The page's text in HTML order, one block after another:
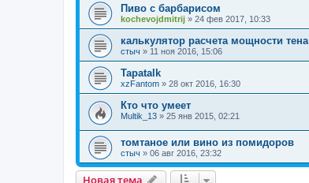
Пиво с барбарисом
kochevojdmitrij » 24 фев 2017, 10:33
калькулятор расчета мощности тена
стыч » 11 ноя 2016, 15:06
Tapatalk
xzFantom » 28 окт 2016, 16:30
Кто что умеет
Multik_13 » 25 янв 2015, 02:21
томтаное или вино из помидоров
стыч » 06 авг 2016, 23:32
Новая тема